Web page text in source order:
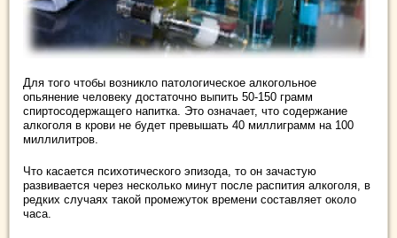
Для того чтобы возникло патологическое алкогольное
опьянение человеку достаточно выпить 50-150 грамм
спиртосодержащего напитка. Это означает, что содержание
алкоголя в крови не будет превышать 40 миллиграмм на 100
миллилитров.
Что касается психотического эпизода, то он зачастую
развивается через несколько минут после распития алкоголя, в
редких случаях такой промежуток времени составляет около
часа.